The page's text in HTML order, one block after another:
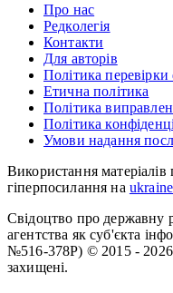
Про нас
Редколегія
Контакти
Для авторів
Політика перевірки
Етична політика
Політика
Політика
Умови надання
Використання матеріалів
гіперпосилання на
Свідоцтво про державну
агентства як суб'єкта
№516-378Р) © 2015 - 2026
захищені.